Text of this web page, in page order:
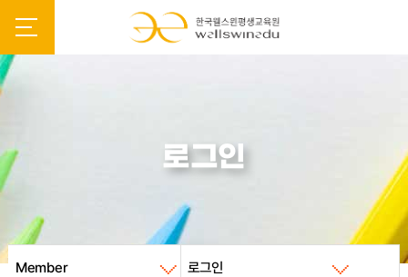
로그인
Member 로그인